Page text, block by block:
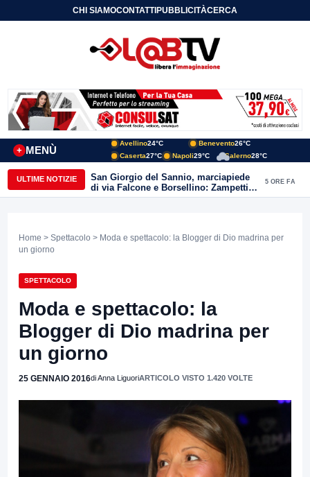
CHI SIAMOCONTATTIPUBBLICITÀCERCA
MENÙ
+
Avellino24°C Benevento26°C
Caserta27°C Napoli29°C Salerno28°C
ULTIME NOTIZIE
San Giorgio del Sannio, marciapiede
di via Falcone e Borsellino: Zampetti e
Lombardi replicano alle polemiche
5 ORE FA
Home > Spettacolo > Moda e spettacolo: la Blogger di Dio madrina per
un giorno
SPETTACOLO
Moda e spettacolo: la
Blogger di Dio madrina per
un giorno
25 GENNAIO 2016di Anna LiguoriARTICOLO VISTO 1.420 VOLTE